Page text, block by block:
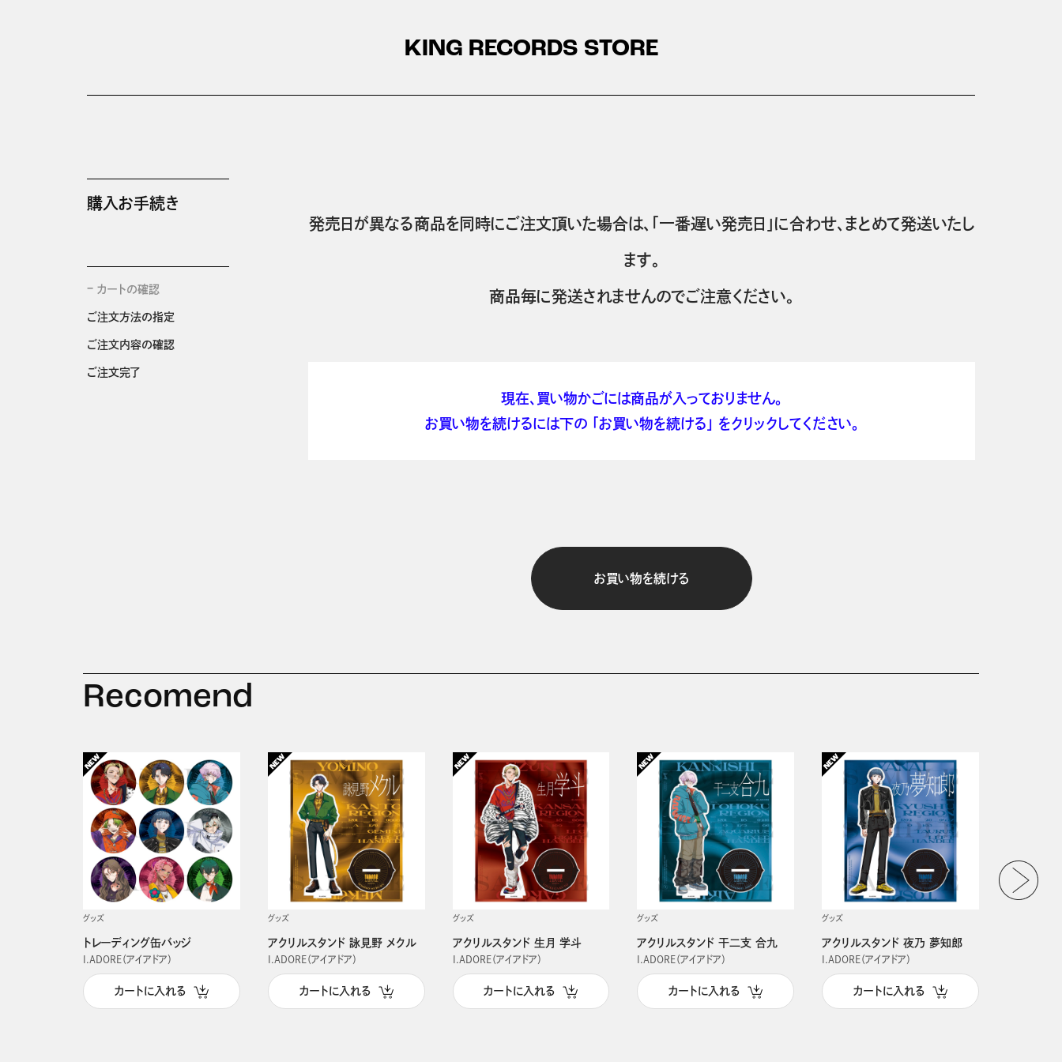
KING RECORDS STORE
購入お手続き
カートの確認
ご注文方法の指定
ご注文内容の確認
ご注文完了
発売日が異なる商品を同時にご注文頂いた場合は、「一番遅い発売日」に合わせ、まとめて発送いたし
ます。
商品毎に発送されませんのでご注意ください。
現在、買い物かごには商品が入っておりません。
お買い物を続けるには下の 「お買い物を続ける」 をクリックしてください。
お買い物を続ける
Recomend
グッズ
トレーディング缶バッジ
I.ADORE（アイアドア）
カートに入れる
グッズ
アクリルスタンド 詠見野 メクル
I.ADORE（アイアドア）
カートに入れる
グッズ
アクリルスタンド 生月 学斗
I.ADORE（アイアドア）
カートに入れる
グッズ
アクリルスタンド 干二支 合九
I.ADORE（アイアドア）
カートに入れる
グッズ
アクリルスタンド 夜乃 夢知郎
I.ADORE（アイアドア）
カートに入れる